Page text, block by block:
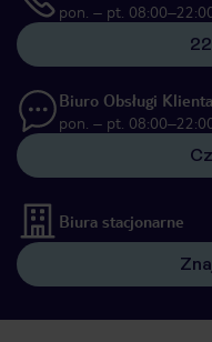
pon. – pt.
Biuro Obsługi Klienta
pon. – pt.
Biura stacjonarne